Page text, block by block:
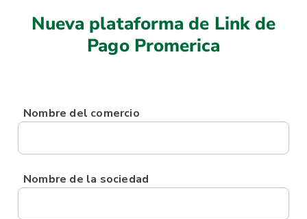
Nueva plataforma de Link de
Pago Promerica
Nombre del comercio
Nombre de la sociedad